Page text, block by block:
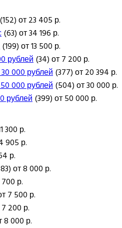
(152) от 23 405 р.
(63) от 34 196 р.
(199) от 13 500 р.
рублей(34) от 7 200 р.
000 рублей(377) от 20 394 р.
000 рублей(504) от 30 000 р.
рублей(399) от 50 000 р.
300 р.
905 р.
р.
от 8 000 р.
р.
7 500 р.
200 р.
8 000 р.